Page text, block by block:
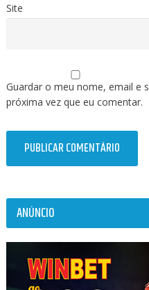
Site
Guardar o meu nome, email e
próxima vez que eu comentar.
ANÚNCIO